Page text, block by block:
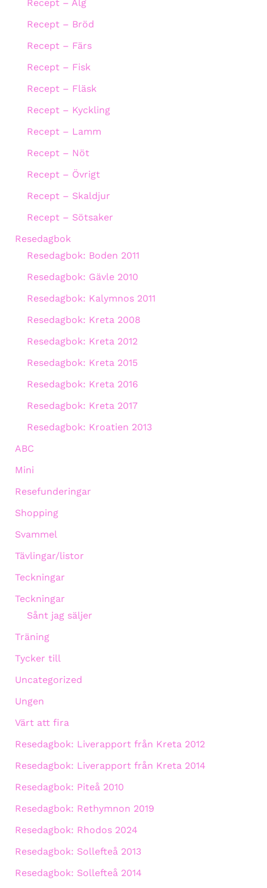
Recept – Älg
Recept – Bröd
Recept – Färs
Recept – Fisk
Recept – Fläsk
Recept – Kyckling
Recept – Lamm
Recept – Nöt
Recept – Övrigt
Recept – Skaldjur
Recept – Sötsaker
Resedagbok
Resedagbok: Boden 2011
Resedagbok: Gävle 2010
Resedagbok: Kalymnos 2011
Resedagbok: Kreta 2008
Resedagbok: Kreta 2012
Resedagbok: Kreta 2015
Resedagbok: Kreta 2016
Resedagbok: Kreta 2017
Resedagbok: Kroatien 2013
ABC
Mini
Resefunderingar
Shopping
Svammel
Tävlingar/listor
Teckningar
Teckningar
Sånt jag säljer
Träning
Tycker till
Uncategorized
Ungen
Värt att fira
Resedagbok: Liverapport från Kreta 2012
Resedagbok: Liverapport från Kreta 2014
Resedagbok: Piteå 2010
Resedagbok: Rethymnon 2019
Resedagbok: Rhodos 2024
Resedagbok: Sollefteå 2013
Resedagbok: Sollefteå 2014